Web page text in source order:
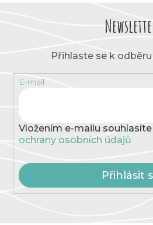
d
c
í
p
v
ý
i
s
Přihlaste se k
E-mail
Vložením e-mailu souhlasíte
ochrany osobních údajů
Přihlásit